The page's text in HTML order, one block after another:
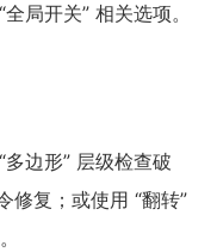
局开关” 相关选项。
边形” 层级检查破
修复；或使用 “翻转”